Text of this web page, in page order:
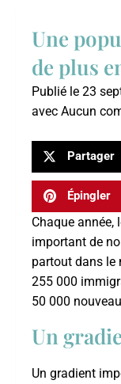
Une
de plus
Publié le 23
avec Aucun
Partager
Épingler
Chaque année,
important de
partout dans le
255 000
50 000
Un
Un gradient